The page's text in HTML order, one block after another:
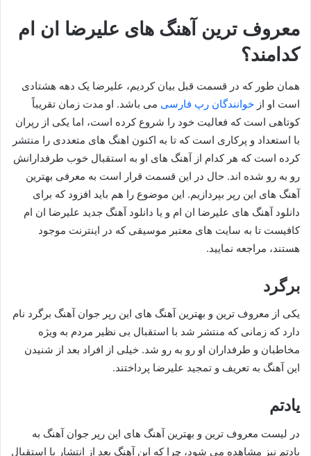
معروف ترین آهنگ های علیرضا ان ام
کدامند؟
همان طور که در قسمت قبل بیان کردیم، علیرضا یک دهه هشتادی
است او از خوانندگان رپ فارسی می باشد. او مدت زمان تقریباً
کوتاهی است که فعالیت خود را شروع کرده است، اما یکی از رپران
با استعداد و پرکاری است که تا به اکنون اهنگ های متعددی را منتشر
کرده است که هر کدام از آهنگ های او به استقبال خوب طرفدارانش
رو به رو شده اند. حال در این قسمت قرار است به معرفی بهترین
آهنگ های این رپر بپردازیم. این موضوع را هم باید افزود که برای
دانلود آهنگ های علیرضا ان ام و یا دانلود آهنگ جدید علیرضا ان ام
کافیست تا به سایت های معتبر موسیقی که در اینترنت موجود
هستند، مراجعه نمایید.
برگرد
یکی از معروف ترین و بهترین آهنگ های این رپر جوان آهنگ برگرد نام
دارد که زمانی که منتشر شد با استقبال بی نظیر مردم به ویژه
مخاطبان و طرفداران او رو به رو شد. خیلی از افراد بعد از شنیدن
این آهنگ به تعریف و تمجید علیرضا پرداختند.
یادتم
در لیست معروف ترین و بهترین آهنگ های این رپر جوان آهنگ به
یادتم نیز مشاهده می شود، چرا که این آهنگ بعد از انتشار با استقبال